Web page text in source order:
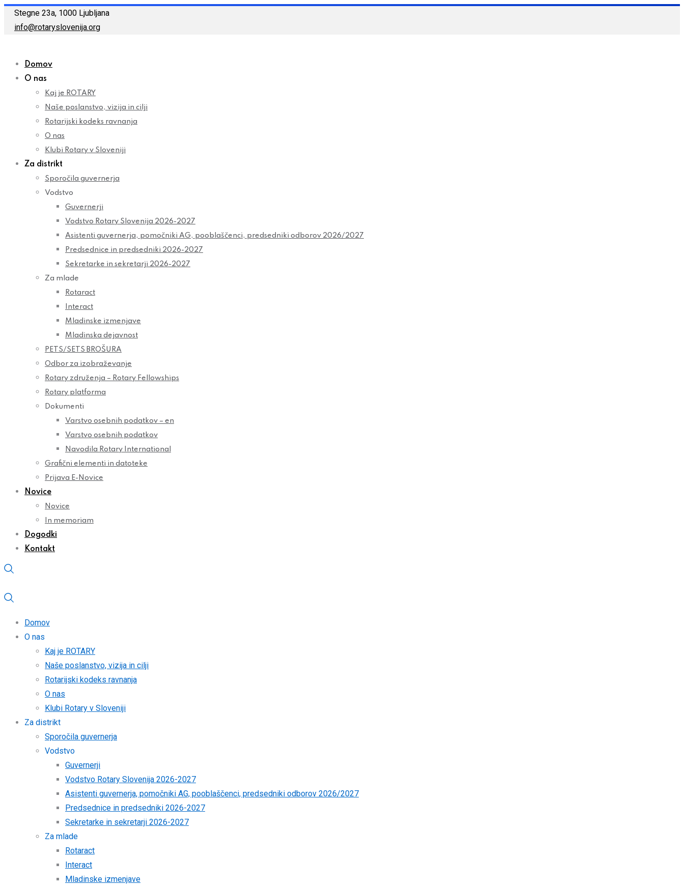
SkipStegne 23a, 1000 Ljubljana
info@rotaryslovenija.org
Domov
O nas
Kaj je ROTARY
Naše poslanstvo, vizija in cilji
Rotarijski kodeks ravnanja
O nas
Klubi Rotary v Sloveniji
Za distrikt
Sporočila guvernerja
Vodstvo
Guvernerji
Vodstvo Rotary Slovenija 2026-2027
Asistenti guvernerja, pomočniki AG, pooblaščenci, predsedniki odborov 2026/2027
Predsednice in predsedniki 2026-2027
Sekretarke in sekretarji 2026-2027
Za mlade
Rotaract
Interact
Mladinske izmenjave
Mladinska dejavnost
PETS/SETS BROŠURA
Odbor za izobraževanje
Rotary združenja – Rotary Fellowships
Rotary platforma
Dokumenti
Varstvo osebnih podatkov – en
Varstvo osebnih podatkov
Navodila Rotary International
Grafični elementi in datoteke
Prijava E-Novice
Novice
Novice
In memoriam
Dogodki
Kontakt
Domov
O nas
Kaj je ROTARY
Naše poslanstvo, vizija in cilji
Rotarijski kodeks ravnanja
O nas
Klubi Rotary v Sloveniji
Za distrikt
Sporočila guvernerja
Vodstvo
Guvernerji
Vodstvo Rotary Slovenija 2026-2027
Asistenti guvernerja, pomočniki AG, pooblaščenci, predsedniki odborov 2026/2027
Predsednice in predsedniki 2026-2027
Sekretarke in sekretarji 2026-2027
Za mlade
Rotaract
Interact
Mladinske izmenjave